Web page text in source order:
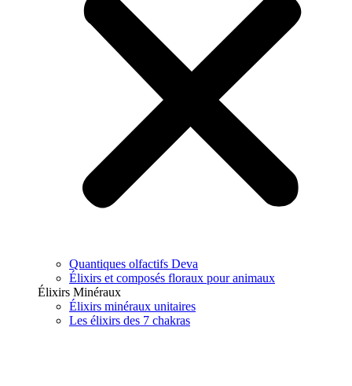
Quantiques olfactifs Deva
Élixirs et composés floraux pour animaux
Élixirs Minéraux
Élixirs minéraux unitaires
Les élixirs des 7 chakras